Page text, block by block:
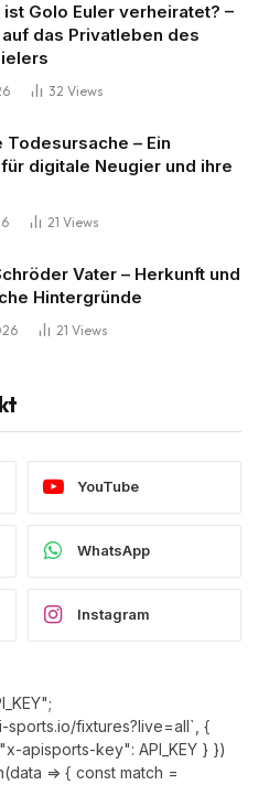
Golo Euler verheiratet? –
auf das Privatleben des
32 Views
Todesursache – Ein
digitale Neugier und ihre
21 Views
Vater – Herkunft und
Hintergründe
21 Views
YouTube
WhatsApp
Instagram
sports.io/fixtures?live=all`, {
apisports-key": API_KEY } })
=> { const match =